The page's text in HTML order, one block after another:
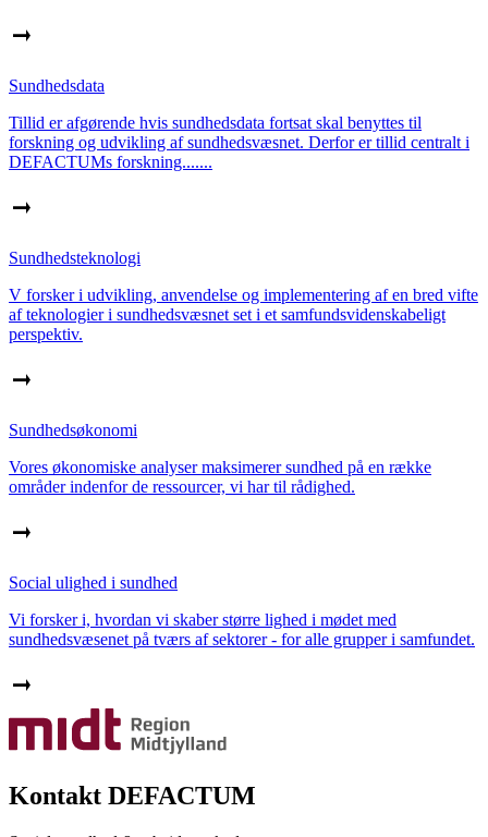
Sundhedsdata
Tillid er afgørende hvis sundhedsdata fortsat skal benyttes til
forskning og udvikling af sundhedsvæsnet. Derfor er tillid centralt i
DEFACTUMs forskning.......
Sundhedsteknologi
V forsker i udvikling, anvendelse og implementering af en bred vifte
af teknologier i sundhedsvæsnet set i et samfundsvidenskabeligt
perspektiv.
Sundhedsøkonomi
Vores økonomiske analyser maksimerer sundhed på en række
områder indenfor de ressourcer, vi har til rådighed.
Social ulighed i sundhed
Vi forsker i, hvordan vi skaber større lighed i mødet med
sundhedsvæsenet på tværs af sektorer - for alle grupper i samfundet.
Kontakt DEFACTUM